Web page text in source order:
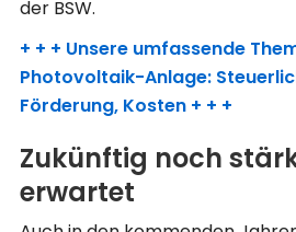
der BSW.
+ + + Unsere umfassende
Photovoltaik-Anlage:
Förderung, Kosten + + +
Zukünftig noch
erwartet